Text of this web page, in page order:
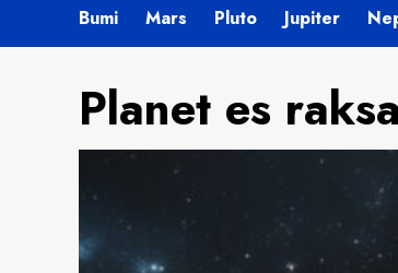
Bumi Mars Pluto Jupiter
Planet es